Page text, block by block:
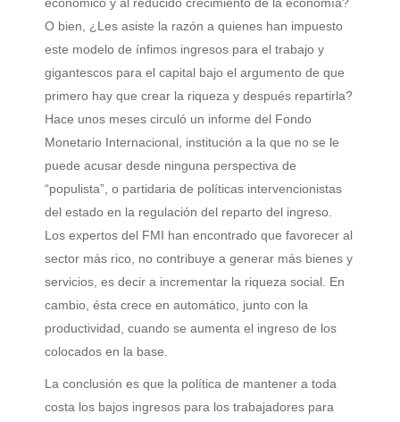
económico y al reducido crecimiento de la economía?
O bien, ¿Les asiste la razón a quienes han impuesto
este modelo de ínfimos ingresos para el trabajo y
gigantescos para el capital bajo el argumento de que
primero hay que crear la riqueza y después repartirla?
Hace unos meses circuló un informe del Fondo
Monetario Internacional, institución a la que no se le
puede acusar desde ninguna perspectiva de
“populista”, o partidaria de políticas intervencionistas
del estado en la regulación del reparto del ingreso.
Los expertos del FMI han encontrado que favorecer al
sector más rico, no contribuye a generar más bienes y
servicios, es decir a incrementar la riqueza social. En
cambio, ésta crece en automático, junto con la
productividad, cuando se aumenta el ingreso de los
colocados en la base.
La conclusión es que la política de mantener a toda
costa los bajos ingresos para los trabajadores para